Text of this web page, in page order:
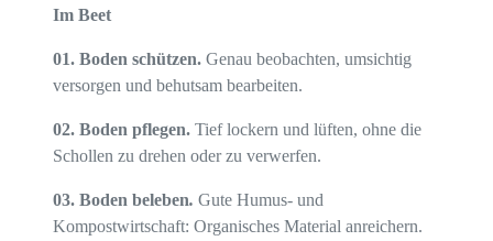
Im Beet
01. Boden schützen. Genau beobachten, umsichtig
versorgen und behutsam bearbeiten.
02. Boden pflegen. Tieflockern und lüften, ohne die
Schollen zu drehen oder zu verwerfen.
03. Boden beleben. Gute Humus- und
Kompostwirtschaft: Organisches Material anreichern.